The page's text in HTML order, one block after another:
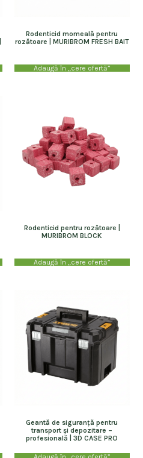
Rodenticid momeală pentru
rozătoare | MURIBROM FRESH BAIT
Adaugă în „cere ofertă”
Rodenticid pentru rozătoare |
MURIBROM BLOCK
Adaugă în „cere ofertă”
Geantă de siguranță pentru
transport și depozitare –
profesională | 3D CASE PRO